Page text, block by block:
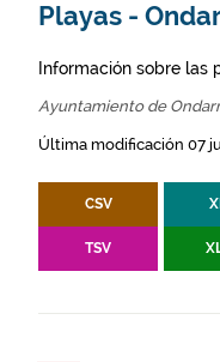
Playas -
Información sobre las
Ayuntamiento de
Última modificación 07
CSV
TSV